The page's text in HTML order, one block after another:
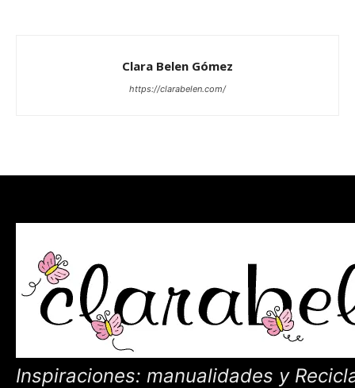
Clara Belen Gómez
https://clarabelen.com/
Inspiraciones: manualidades y